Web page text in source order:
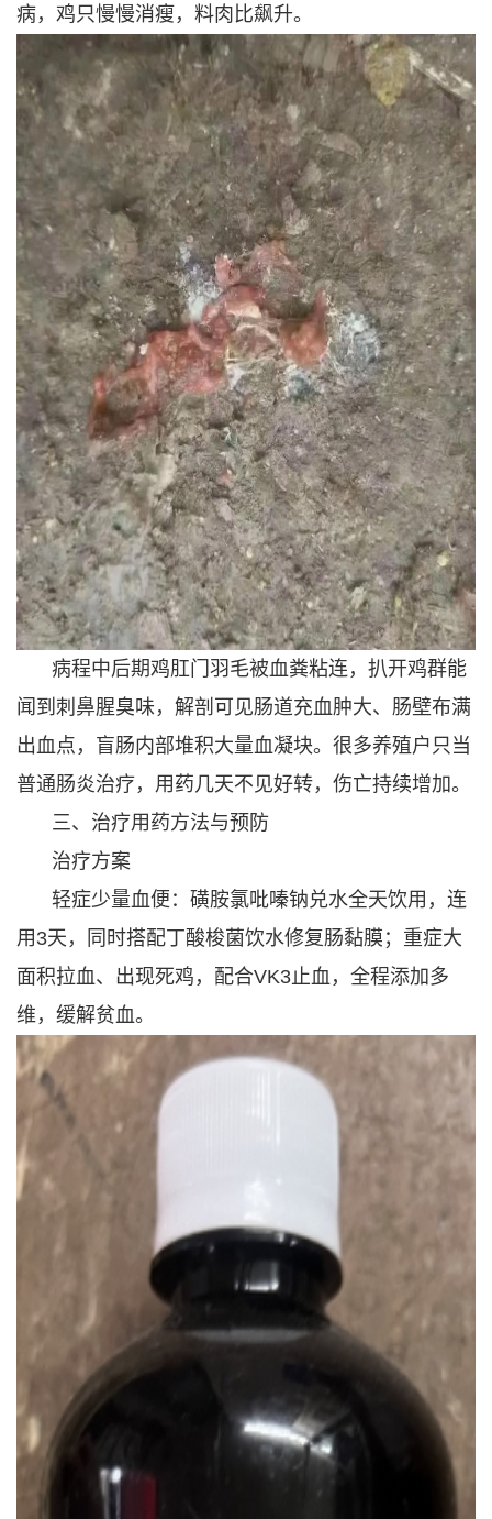
病，鸡只慢慢消瘦，料肉比飙升。
病程中后期鸡肛门羽毛被血粪粘连，扒开鸡群能
闻到刺鼻腥臭味，解剖可见肠道充血肿大、肠壁布满
出血点，盲肠内部堆积大量血凝块。很多养殖户只当
普通肠炎治疗，用药几天不见好转，伤亡持续增加。
三、治疗用药方法与预防
治疗方案
轻症少量血便：磺胺氯吡嗪钠兑水全天饮用，连
用3天，同时搭配丁酸梭菌饮水修复肠黏膜；重症大
面积拉血、出现死鸡，配合VK3止血，全程添加多
维，缓解贫血。